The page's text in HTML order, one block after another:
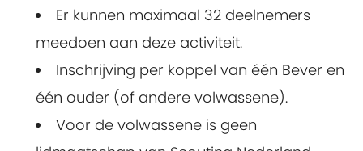
Er kunnen maximaal 32 deelnemers
meedoen aan deze activiteit.
Inschrijving per koppel van één Bever en
één ouder (of andere volwassene).
Voor de volwassene is geen